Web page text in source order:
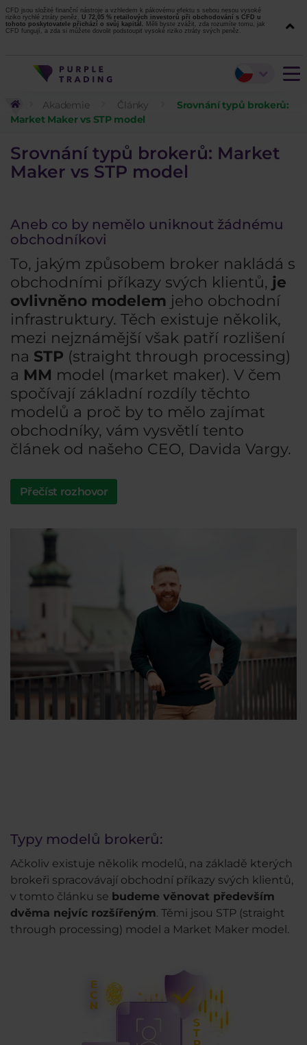
CFD jsou složité finanční nástroje a vzhledem k pákovému efektu s sebou nesou vysoké
riziko rychlé ztráty peněz. U 72,05 % retailových investorů při obchodování s CFD u
tohoto poskytovatele přichází o svůj kapitál. Měli byste zvážit, zda rozumíte tomu, jak
CFD fungují, a zda si můžete dovolit podstoupit vysoké riziko ztráty svých peněz.
Akademie Články
Srovnání typů brokerů:
Market Maker vs STP model
Srovnání typů brokerů: Market
Maker vs STP model
Aneb co by nemělo uniknout žádnému
obchodníkovi
To, jakým způsobem broker nakládá s
obchodními příkazy svých klientů, je
ovlivněno modelem jeho obchodní
infrastruktury. Těch existuje několik,
mezi nejznámější však patří rozlišení
na STP (straight through processing)
a MM model (market maker). V čem
spočívají základní rozdíly těchto
modelů a proč by to mělo zajímat
obchodníky, vám vysvětlí tento
článek od našeho CEO, Davida Vargy.
Přečíst rozhovor
Typy modelů brokerů:
Ačkoliv existuje několik modelů, na základě kterých
brokeři spracovávají obchodní příkazy svých klientů,
v tomto článku se budeme věnovat především
dvěma nejvíc rozšířeným. Těmi jsou STP (straight
through processing) model a Market Maker model.